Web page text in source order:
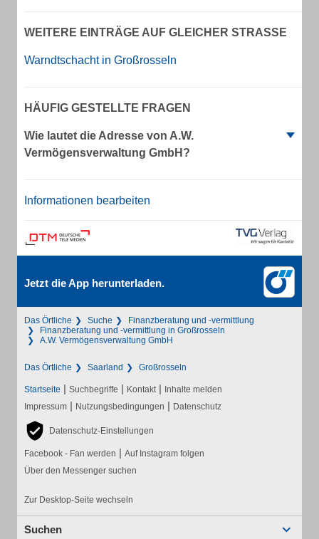
WEITERE EINTRÄGE AUF GLEICHER STRASSE
Warndtschacht in Großrosseln
HÄUFIG GESTELLTE FRAGEN
Wie lautet die Adresse von A.W.
Vermögensverwaltung GmbH?
Informationen bearbeiten
Jetzt die App herunterladen.
Das Örtliche Suche
Finanzberatung und -vermittlung
Finanzberatung und -vermittlung in Großrosseln
A.W. Vermögensverwaltung GmbH
Das Örtliche Saarland Großrosseln
Startseite | Suchbegriffe | Kontakt | Inhalte melden
Impressum | Nutzungsbedingungen | Datenschutz
Datenschutz-Einstellungen
Facebook - Fan werden | Auf Instagram folgen
Über den Messenger suchen
Zur Desktop-Seite wechseln
Suchen